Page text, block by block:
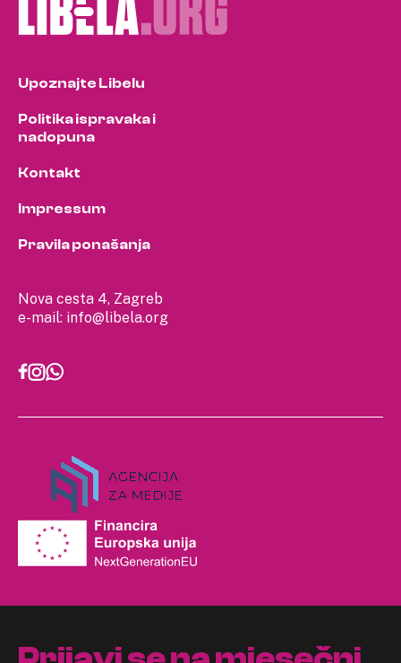
Nova cesta 4, Zagreb
e-mail: info@libela.org
Upoznajte Libelu
Politika ispravaka i
nadopuna
Kontakt
Impressum
Pravila ponašanja